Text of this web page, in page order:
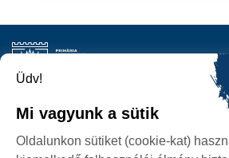
SZATMÁRNÉMETI
POLGÁRMESTERI
Üdv!
Mi vagyunk a sütik
Oldalunkon sütiket (cookie-kat)